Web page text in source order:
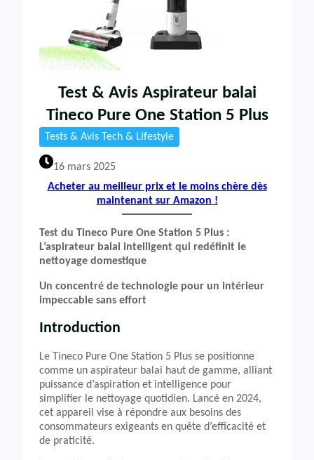
Test & Avis Aspirateur balai
Tineco Pure One Station 5 Plus
Tests & Avis Tech & Lifestyle
16 mars 2025
Acheter au meilleur prix et le moins chère dès
maintenant sur Amazon !
Test du Tineco Pure One Station 5 Plus :
L’aspirateur balai intelligent qui redéfinit le
nettoyage domestique
Un concentré de technologie pour un intérieur
impeccable sans effort
Introduction
Le Tineco Pure One Station 5 Plus se positionne
comme un aspirateur balai haut de gamme, alliant
puissance d’aspiration et intelligence pour
simplifier le nettoyage quotidien. Lancé en 2024,
cet appareil vise à répondre aux besoins des
consommateurs exigeants en quête d’efficacité et
de praticité.